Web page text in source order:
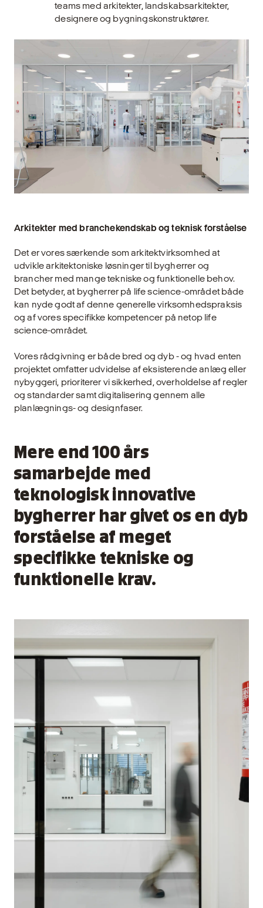
teams med arkitekter, landskabsarkitekter,
designere og bygningskonstruktører.
Arkitekter med branchekendskab og teknisk forståelse
Det er vores særkende som arkitektvirksomhed at
udvikle arkitektoniske løsninger til bygherrer og
brancher med mange tekniske og funktionelle behov.
Det betyder, at bygherrer på life science-området både
kan nyde godt af denne generelle virksomhedspraksis
og af vores specifikke kompetencer på netop life
science-området.
Vores rådgivning er både bred og dyb - og hvad enten
projektet omfatter udvidelse af eksisterende anlæg eller
nybyggeri, prioriterer vi sikkerhed, overholdelse af regler
og standarder samt digitalisering gennem alle
planlægnings- og designfaser.
Mere end 100 års
samarbejde med
teknologisk innovative
bygherrer har givet os en dyb
forståelse af meget
specifikke tekniske og
funktionelle krav.